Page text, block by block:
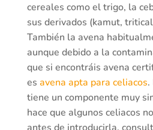
cereales como el trigo, la
sus derivados (kamut,
También la avena
aunque debido a la
que si encontráis avena
es avena apta para celiacos.
tiene un componente muy
hace que algunos celiacos